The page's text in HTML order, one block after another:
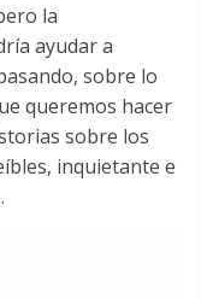
la
ayudar a
sobre lo
queremos hacer
sobre los
inquietante e